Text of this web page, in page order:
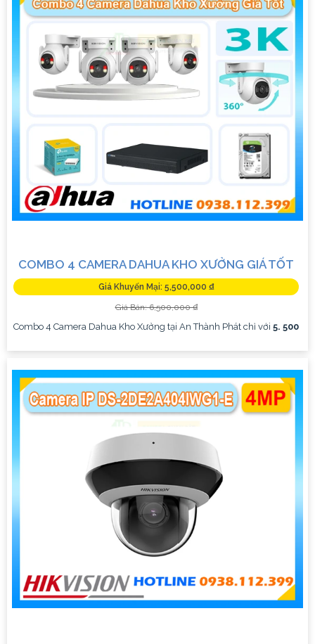
COMBO 4 CAMERA DAHUA KHO XƯỞNG GIÁ TỐT
Giá Khuyến Mại: 5,500,000 ₫
Giá Bán: 6,500,000 ₫
Combo 4 Camera Dahua Kho Xưởng tại An Thành Phát chỉ với 5. 500